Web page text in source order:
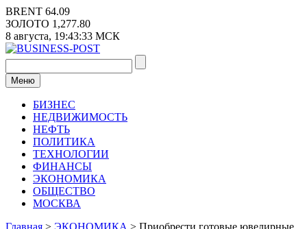
Перейти
к
содержимому
BRENT 64.09
ЗОЛОТО 1,277.80
8 августа, 19:43:34 МСК
Меню
БИЗНЕС
НЕДВИЖИМОСТЬ
НЕФТЬ
ПОЛИТИКА
ТЕХНОЛОГИИ
ФИНАНСЫ
ЭКОНОМИКА
ОБЩЕСТВО
МОСКВА
Главная > ЭКОНОМИКА > Приобрести готовые ювелирные